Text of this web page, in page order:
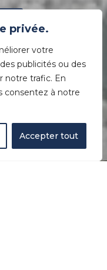
privée.
votre
publicités ou des
notre trafic. En
consentez à notre
Accepter tout
d’unegarantie
absolue.